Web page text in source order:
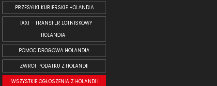
PRZESYŁKI KURIERSKIE HOLANDIA
TAXI – TRANSFER LOTNISKOWY
HOLANDIA
POMOC DROGOWA HOLANDIA
ZWROT PODATKU Z HOLANDII
WSZYSTKIE OGŁOSZENIA Z HOLANDII